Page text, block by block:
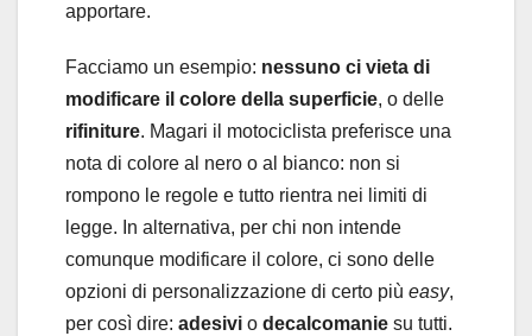
apportare.
Facciamo un esempio: nessuno ci vieta di
modificare il colore della superficie, o delle
rifiniture. Magari il motociclista preferisce una
nota di colore al nero o al bianco: non si
rompono le regole e tutto rientra nei limiti di
legge. In alternativa, per chi non intende
comunque modificare il colore, ci sono delle
opzioni di personalizzazione di certo più easy,
per così dire: adesivi o decalcomanie su tutti.